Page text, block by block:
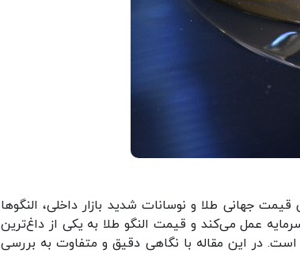
جهانی طلا و نوسانات شدید بازار داخلی، النگوها
عمل می‌کند و قیمت النگو طلا به یکی از داغ‌ترین
در این مقاله با نگاهی دقیق و متفاوت به بررسی